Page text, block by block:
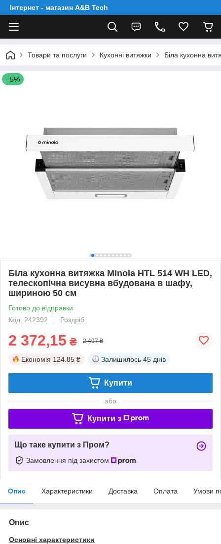
Інтернет - магазин A&B Tech
Товари та послуги Кухонні витяжки Біла кухонна
–5%
Біла кухонна витяжка Minola HTL 514 WH LED,
телескопічна висувна вбудована в шафу,
шириною 50 см
Готово до відправки
Код: 242392
Роздріб
2 372,15 ₴ 2 497 ₴
Економія 124.85 ₴ Залишилось 45 днів
Купити
або
Купити з
Що таке купити з Пром?
Замовлення під захистом
Опис Характеристики Доставка Оплата Умови
Опис
Основні характеристики